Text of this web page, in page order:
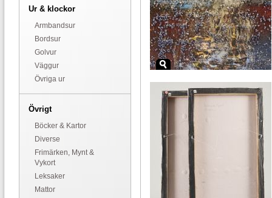
Ur & klockor
Armbandsur
Bordsur
Golvur
Väggur
Övriga ur
Övrigt
Böcker & Kartor
Diverse
Frimärken, Mynt &
Vykort
Leksaker
Mattor